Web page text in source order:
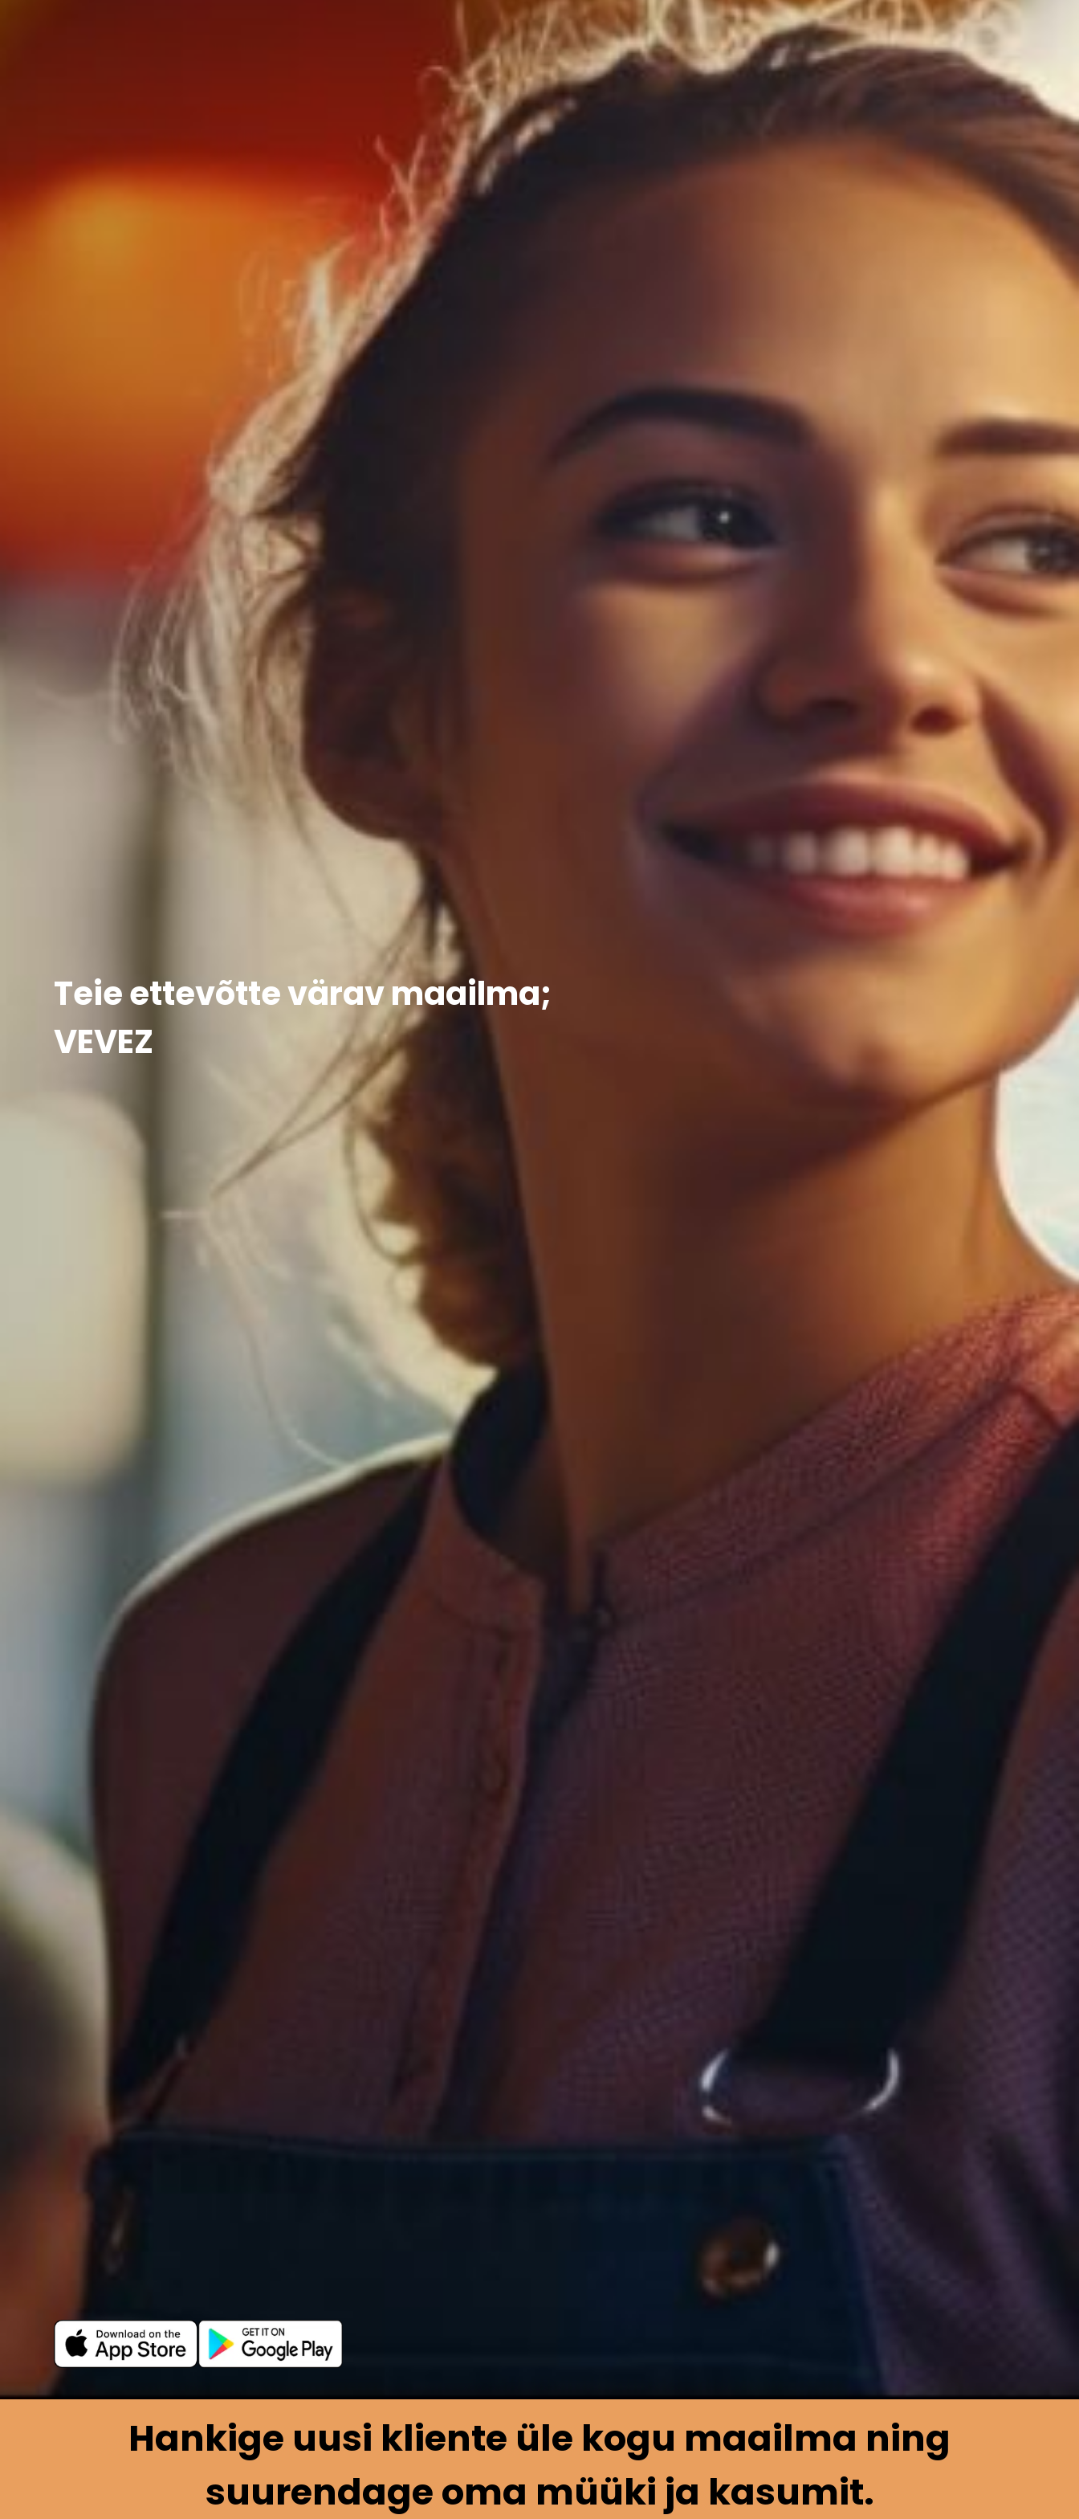
Teie ettevõtte värav maailma;
VEVEZ
Hankige uusi kliente üle kogu maailma ning
suurendage oma müüki ja kasumit.